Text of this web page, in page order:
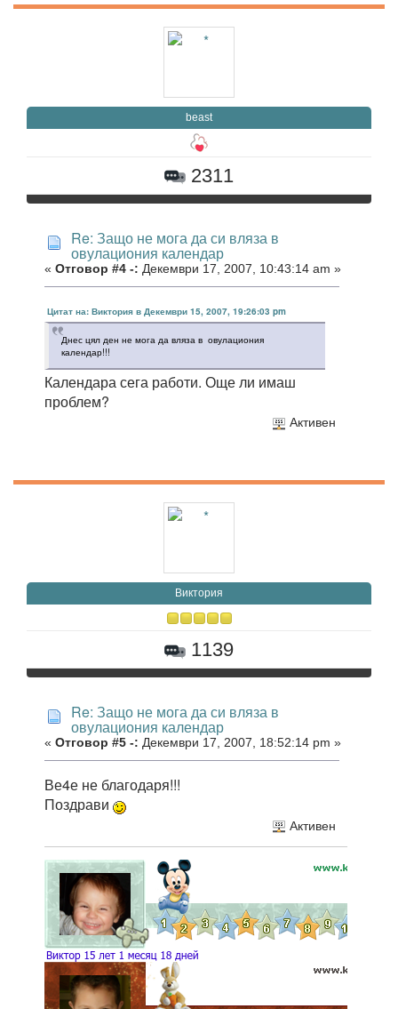
beast
2311
Re: Защо не мога да си вляза в
овулациония календар
« Отговор #4 -: Декември 17, 2007, 10:43:14 am »
Цитат на: Виктория в Декември 15, 2007, 19:26:03 pm
Днес цял ден не мога да вляза в овулациония
календар!!!
Календара сега работи. Още ли имаш
проблем?
Активен
Виктория
1139
Re: Защо не мога да си вляза в
овулациония календар
« Отговор #5 -: Декември 17, 2007, 18:52:14 pm »
Ве4е не благодаря!!!
Поздрави
Активен